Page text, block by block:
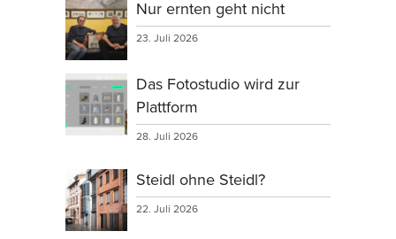
Nur ernten geht nicht
23. Juli 2026
Das Fotostudio wird zur
Plattform
28. Juli 2026
Steidl ohne Steidl?
22. Juli 2026